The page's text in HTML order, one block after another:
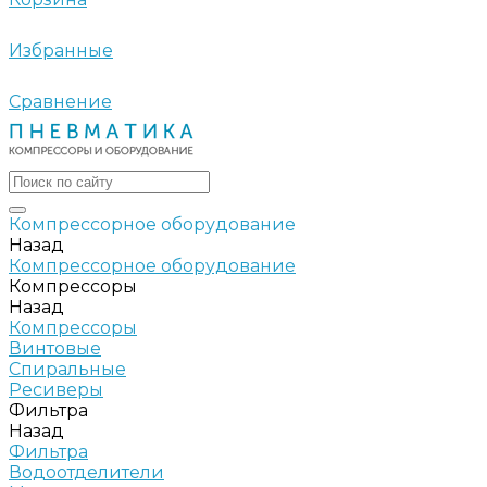
Избранные
Сравнение
Компрессорное оборудование
Назад
Компрессорное оборудование
Компрессоры
Назад
Компрессоры
Винтовые
Спиральные
Ресиверы
Фильтра
Назад
Фильтра
Водоотделители